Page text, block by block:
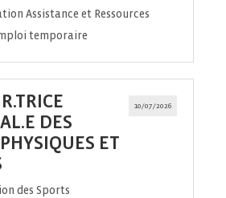
Assistance et Ressources
temporaire
10/07/2026
DES
ET
fenêtre)
des Sports